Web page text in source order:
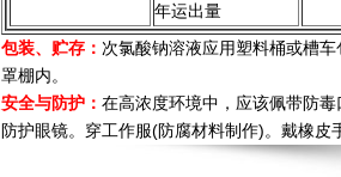
年运出量
包装、贮存： 次氯酸钠溶液应用塑料桶或槽
罩棚内。
安全与防护： 在高浓度环境中，应该佩带防
防护眼镜。穿工作服(防腐材料制作)。戴橡皮